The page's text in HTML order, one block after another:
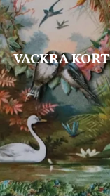
VACKRA KORT